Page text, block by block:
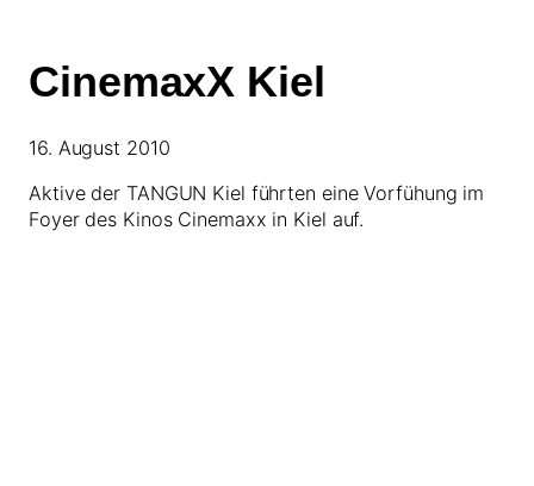
CinemaxX Kiel
16. August 2010
Aktive der TANGUN Kiel führten eine Vorfühung im
Foyer des Kinos Cinemaxx in Kiel auf.